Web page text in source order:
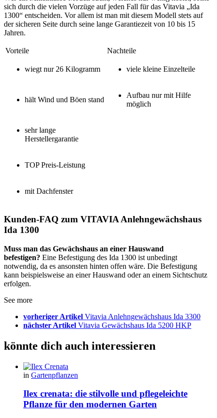
sich durch die vielen Vorzüge auf jeden Fall für das Vitavia „Ida
1300“ entscheiden. Vor allem ist man mit diesem Modell stets auf
der sicheren Seite durch seine lange Garantiezeit von 10 bis 15
Jahren.
Vorteile Nachteile
wiegt nur 26 Kilogramm viele kleine Einzelteile
hält Wind und Böen stand
Aufbau nur mit Hilfe
möglich
sehr lange
Herstellergarantie
TOP Preis-Leistung
mit Dachfenster
Kunden-FAQ zum VITAVIA Anlehngewächshaus
Ida 1300
Muss man das Gewächshaus an einer Hauswand
befestigen? Eine Befestigung des Ida 1300 ist unbedingt
notwendig, da es ansonsten hinten offen wäre. Die Befestigung
kann beispielsweise an einer Hauswand oder an einem Sichtschutz
erfolgen.
See more
vorheriger Artikel Vitavia Anlehngewächshaus Ida 3300
nächster Artikel Vitavia Gewächshaus Ida 5200 HKP
könnte dich auch interessieren
in Gartenpflanzen
Ilex crenata: die stilvolle und pflegeleichte
Pflanze für den modernen Garten